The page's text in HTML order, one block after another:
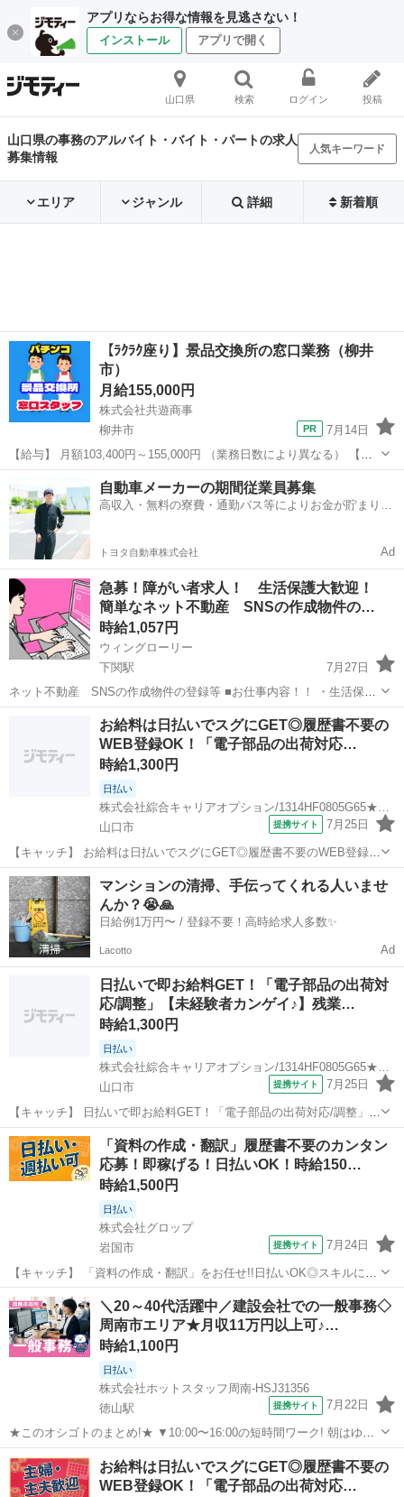
アプリならお得な情報を見逃さない！
インストール アプリで開く
山口県 検索 ログイン 投稿
山口県の事務のアルバイト・バイト・パートの求人
募集情報
人気キーワード
エリア ジャンル 詳細 新着順
【ﾗｸﾗｸ座り】景品交換所の窓口業務（柳井
市）
月給155,000円
株式会社共遊商事
柳井市
7月14日
【給与】 月額103,400円～155,000円 （業務日数により異なる） 【雇
用形態】 業務委託 【仕事内容及びアピールポイント】 遊技場施設
（パチンコ店）近隣にある景品買取所でのお仕事です。 お客様...
その他
自動車メーカーの期間従業員募集
高収入・無料の寮費・通勤バス等によりお金が貯まりや
トヨタ自動車株式会社 Ad
急募！障がい者求人！ 生活保護大歓迎！
簡単なネット不動産 SNSの作成物件の…
時給1,057円
ウィングローリー
下関駅
7月27日
ネット不動産 SNSの作成物件の登録等 ■お仕事内容！！ ・生活保護
可能です 給料とは別に携帯代などの通信費上限 20000円 交通費上
限 20000円まで支給可能。 ・福岡市南区に寮（GH）完備です...
下関駅 事務 生活保護
お給料は日払いでスグにGET◎履歴書不要の
WEB登録OK！「電子部品の出荷対応…
時給1,300円
日払い
株式会社綜合キャリアオプション/1314HF0805G65★36-S
山口市
提携サイト 7月25日
【キャッチ】 お給料は日払いでスグにGET◎履歴書不要のWEB登録
OK！「電子部品の出荷対応/調整」高時給1300円！大歳周辺！20代～
40代のスタッフが多数活躍中★ 【コメント】 製造のお仕事が豊富★未
経験で働いてみたい...
山口 山口市
マンションの清掃、手伝ってくれる人いませ
んか？😭🙏
日給例1万円〜 / 登録不要！高時給求人多数✨
Lacotto Ad
日払いで即お給料GET！「電子部品の出荷対
応/調整」【未経験者カンゲイ♪】残業…
時給1,300円
日払い
株式会社綜合キャリアオプション/1314HF0805G65★36-S
山口市
提携サイト 7月25日
【キャッチ】 日払いで即お給料GET！「電子部品の出荷対応/調整」
【未経験者カンゲイ♪】残業ほぼナシでジュージツ☆土日祝休み！高時
給1300円！ 【コメント】 製造のお仕事をお探しの方必見！ 「経験な
いけど大丈夫かな・・...
山口 山口市 一般事務
「資料の作成・翻訳」履歴書不要のカンタン
応募！即稼げる！日払いOK！時給150…
時給1,500円
日払い
株式会社グロップ
岩国市
提携サイト 7月24日
【キャッチ】 「資料の作成・翻訳」をお任せ!!日払いOK◎スキルに自
信がなくてもOK！＜紹介予定派遣＞ちょっとレアなお仕事！英語力を
活かせる♪残業少なめ☆【土日祝休み／駐車場無料】 【コメント】 ＊
＊充実したお仕事探しをサ...
山口 岩国市 一般事務
＼20～40代活躍中／建設会社での一般事務◇
周南市エリア★月収11万円以上可♪…
時給1,100円
日払い
株式会社ホットスタッフ周南-HSJ31356
徳山駅
提携サイト 7月22日
★このオシゴトのまとめ!★ ▼10:00〜16:00の短時間ワーク! 朝はゆっ
くり、夕方は早めに帰宅できる♪ 家事の時間も確保しやすい◎ ▼土日
祝休み&残業なし! 自分の時間や家族との予定も大切にできる★ ▼PC
入力の...
山口 徳山駅 一般事務
お給料は日払いでスグにGET◎履歴書不要の
WEB登録OK！「電子部品の出荷対応…